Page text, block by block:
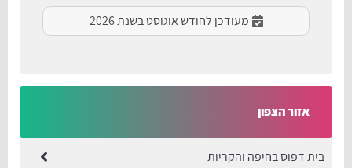
מעודכן לחודש אוגוסט בשנת 2026
אזור הצפון
בית דפוס בחיפה והקריות